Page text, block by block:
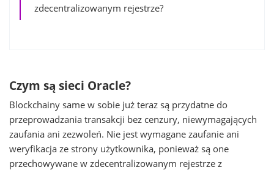
zdecentralizowanym rejestrze?
Czym są sieci Oracle?
Blockchainy same w sobie już teraz są przydatne do
przeprowadzania transakcji bez cenzury, niewymagających
zaufania ani zezwoleń. Nie jest wymagane zaufanie ani
weryfikacja ze strony użytkownika, ponieważ są one
przechowywane w zdecentralizowanym rejestrze z